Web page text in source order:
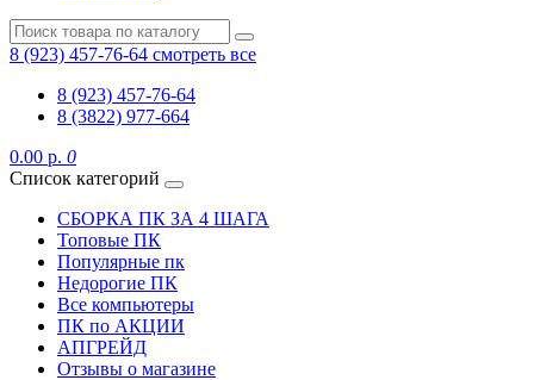
8 (923) 457-76-64 смотреть все
8 (923) 457-76-64
8 (3822) 977-664
0.00 р. 0
Список категорий
СБОРКА ПК ЗА 4 ШАГА
Топовые ПК
Популярные пк
Недорогие ПК
Все компьютеры
ПК по АКЦИИ
АПГРЕЙД
Отзывы о магазине